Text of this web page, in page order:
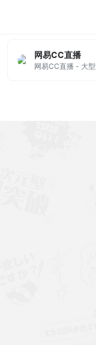
网易CC直播
网易CC直播 - 大